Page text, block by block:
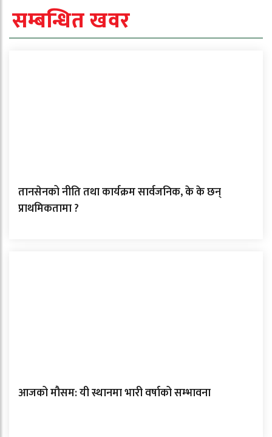
सम्बन्धित खवर
तानसेनको नीति तथा कार्यक्रम सार्वजनिक, के के छन्
प्राथमिकतामा ?
आजको मौसम: यी स्थानमा भारी वर्षाको सम्भावना